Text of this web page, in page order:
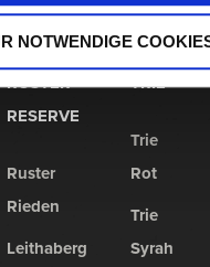
NOTWENDIGE
RUSTER
RESERVE
Ruster
Rieden
Leithaberg
TRIE
Trie
Rot
Trie
Syrah